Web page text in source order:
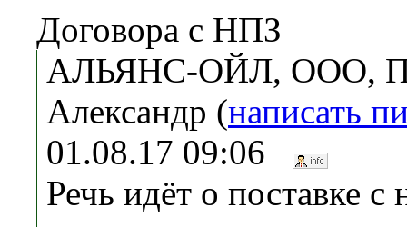
Договора с НПЗ
АЛЬЯНС-ОЙЛ, ООО,
Александр (написать
01.08.17 09:06
Речь идёт о поставке